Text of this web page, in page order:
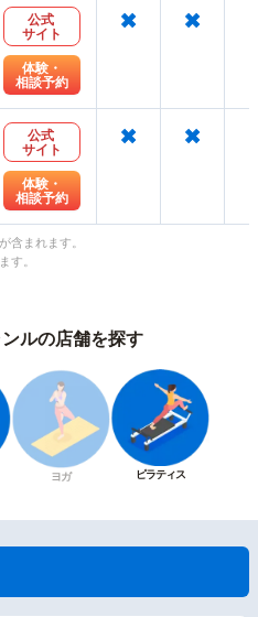
公式
サイト
体験・
相談予約
× ×
公式
サイト
体験・
相談予約
× ×
含まれます。
す。
ルの店舗を探す
ヨガ ピラティス